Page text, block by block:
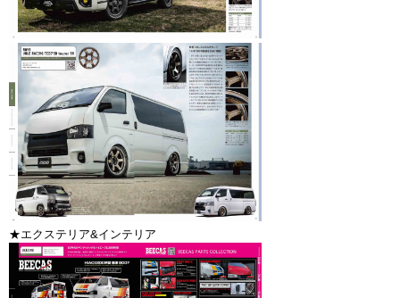
★エクステリア&インテリア